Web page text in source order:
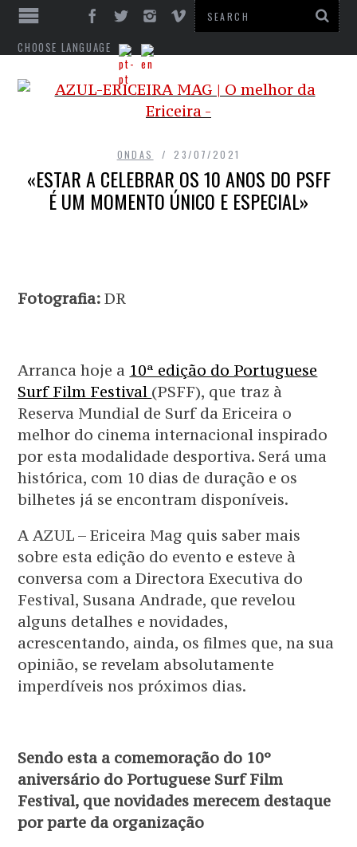
CHOOSE LANGUAGE
ONDAS 23/07/2021
«ESTAR A CELEBRAR OS 10 ANOS DO PSFF
É UM MOMENTO ÚNICO E ESPECIAL»
Fotografia:DR
Arranca hoje a 10ª edição do Portuguese
Surf Film Festival (PSFF), que traz à
Reserva Mundial de Surf da Ericeira o
melhor do cinema internacional inspirado
por esta modalidade desportiva. Será uma
histórica, com 10 dias de duração e os
bilhetes já se encontram disponíveis.
A AZUL – Ericeira Mag quis saber mais
sobre esta edição do evento e esteve à
conversa com a Directora Executiva do
Festival, Susana Andrade, que revelou
alguns detalhes e novidades,
acrescentando, ainda, os filmes que, na sua
opinião, se revelam absolutamente
imperdíveis nos próximos dias.
Sendo esta a comemoração do 10º
aniversário do Portuguese Surf Film
Festival, que novidades merecem destaque
por parte da organização